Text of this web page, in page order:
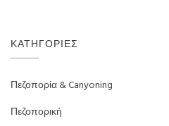
ΚΑΤΗΓΟΡΊΕΣ
Πεζοπορία & Canyoning
Πεζοπορική